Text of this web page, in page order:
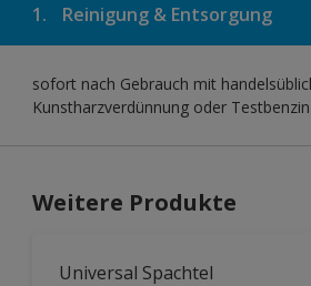
1. Reinigung & Entsorgung
sofort nach Gebrauch mit
Kunstharzverdünnung oder Testbenzin
Weitere Produkte
Universal Spachtel